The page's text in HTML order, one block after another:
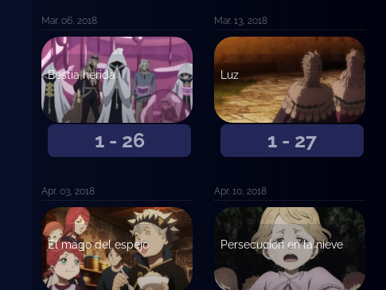
Mar. 06, 2018 Mar. 13, 2018
1 - 26
Bestia herida
Apr. 03, 2018
1 - 27
Luz
Apr. 10, 2018
El mago del espejo Persecución en la nieve